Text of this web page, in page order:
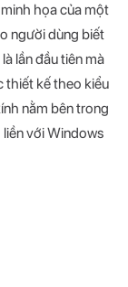
họa của một
người dùng biết
lần đầu tiên mà
thiết kế theo kiểu
nằm bên trong
với Windows